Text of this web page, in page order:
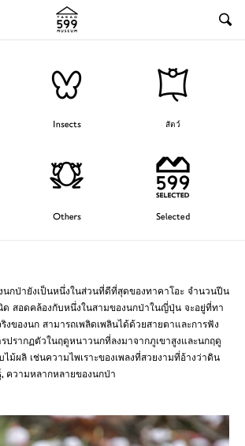
Insects สัตว์
Others Selected
กป่ายังเป็นหนึ่งในส่วนที่ดีที่สุดของทาคาโอะ จำนวนปีน
สอดคล้องกับหนึ่งในสามของนกป่าในญี่ปุ่น จะอยู่ที่ทา
งของนก สามารถเพลิดเพลินได้ด้วยสายตาและการฟัง
รปรากฏตัวในฤดูหนาวนกที่ลงมาจากภูเขาสูงและนกฤดู
ม้ผลิ เช่นความไพเราะของเพลงที่สวยงามที่อ้างว่าดิน
ความหลากหลายของนกป่า